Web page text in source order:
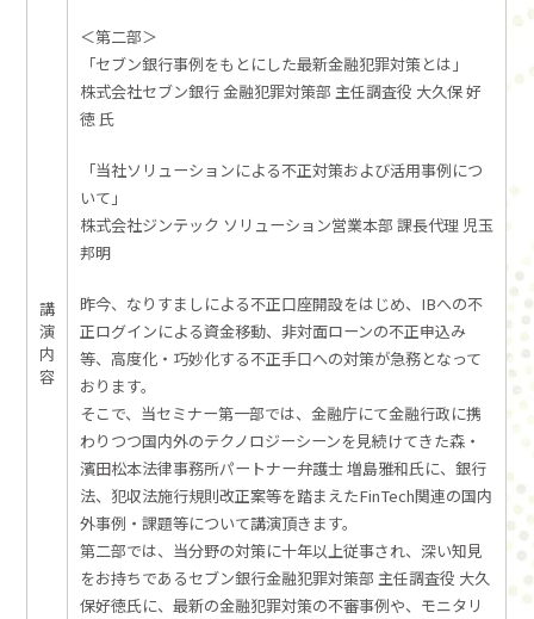
講
演
内
容
＜第二部＞
「セブン銀行事例をもとにした最新金融犯罪対策とは」
株式会社セブン銀行 金融犯罪対策部 主任調査役 大久保 好
徳 氏
「当社ソリューションによる不正対策および活用事例につ
いて」
株式会社ジンテック ソリューション営業本部 課長代理 児玉
邦明
昨今、なりすましによる不正口座開設をはじめ、IBへの不
正ログインによる資金移動、非対面ローンの不正申込み
等、高度化・巧妙化する不正手口への対策が急務となって
おります。
そこで、当セミナー第一部では、金融庁にて金融行政に携
わりつつ国内外のテクノロジーシーンを見続けてきた森・
濱田松本法律事務所パートナー弁護士 増島雅和氏に、銀行
法、犯収法施行規則改正案等を踏まえたFinTech関連の国内
外事例・課題等について講演頂きます。
第二部では、当分野の対策に十年以上従事され、深い知見
をお持ちであるセブン銀行金融犯罪対策部 主任調査役 大久
保好徳氏に、最新の金融犯罪対策の不審事例や、モニタリ